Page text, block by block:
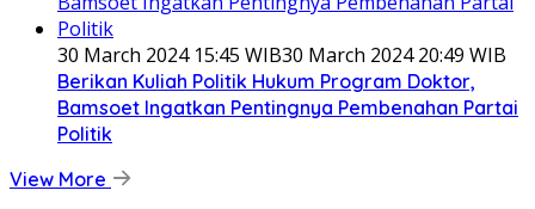
30 March 2024 15:45 WIB30 March 2024 20:49 WIB
Berikan Kuliah Politik Hukum Program Doktor,
Bamsoet Ingatkan Pentingnya Pembenahan Partai
Politik
View More